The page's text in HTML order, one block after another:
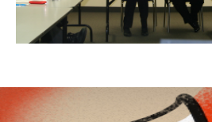
Expressions et jeux de lettres
Vidéos
Langue du travail